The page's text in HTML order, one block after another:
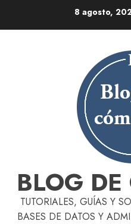
8 agosto,
BLOG
TUTORIALES, GUÍAS Y
BASES DE DATOS Y